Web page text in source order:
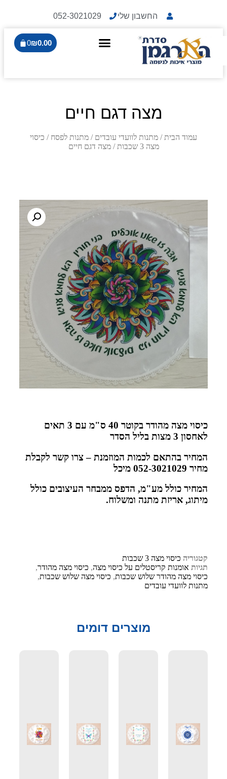
החשבון שלי 052-3021029
₪0.00
0
מצה דגם חיים
עמוד הבית / מתנות לוועדי עובדים / מתנות לפסח / כיסוי
מצה 3 שכבות
/ מצה דגם חיים
כיסוי מצה מהודר בקוטר 40 ס"מ עם 3 תאים
לאחסון 3 מצות בליל הסדר
המחיר בהתאם לכמות המוזמנת – צרו קשר לקבלת
מחיר 052-3021029 מיכל
המחיר כולל מע"מ, הדפס ממבחר העיצובים כולל
מיתוג, אריזת מתנה ומשלוח.
קטגוריה כיסוי מצה 3 שכבות
תגיות אומנות קריסטלים על כיסוי מצה, כיסוי מצה מהודר,
כיסוי מצה מהודר שלוש שכבות, כיסוי מצה שלוש שכבות,
מתנות לוועדי עובדים
מוצרים דומים